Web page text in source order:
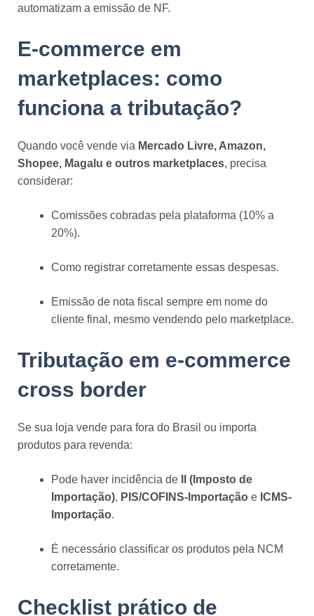
automatizam a emissão de NF.
E-commerce em
marketplaces: como
funciona a tributação?
Quando você vende via Mercado Livre, Amazon,
Shopee, Magalu e outros marketplaces, precisa
considerar:
Comissões cobradas pela plataforma (10% a
20%).
Como registrar corretamente essas despesas.
Emissão de nota fiscal sempre em nome do
cliente final, mesmo vendendo pelo marketplace.
Tributação em e-commerce
cross border
Se sua loja vende para fora do Brasil ou importa
produtos para revenda:
Pode haver incidência de
II (Imposto de
Importação), PIS/COFINS-Importação e ICMS-
Importação.
É necessário classificar os produtos pela NCM
corretamente.
Checklist prático de